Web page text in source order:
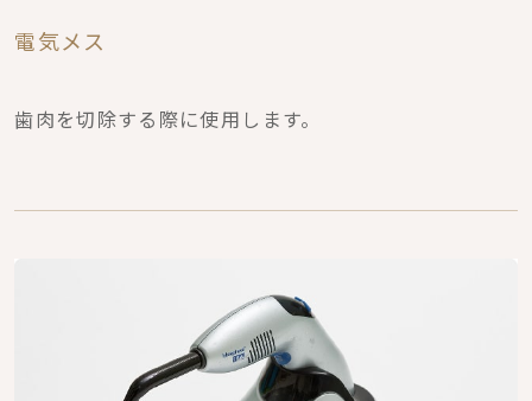
電気メス
歯肉を切除する際に使用します。